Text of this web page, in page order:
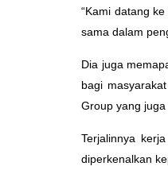
“Kami datang
sama dalam
Dia juga
bagi
Group yang
Terjalinnya
diperkenalkan